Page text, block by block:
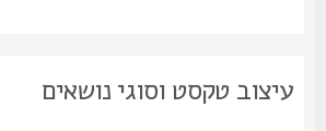
עיצוב טקסט וסוגי נושאים